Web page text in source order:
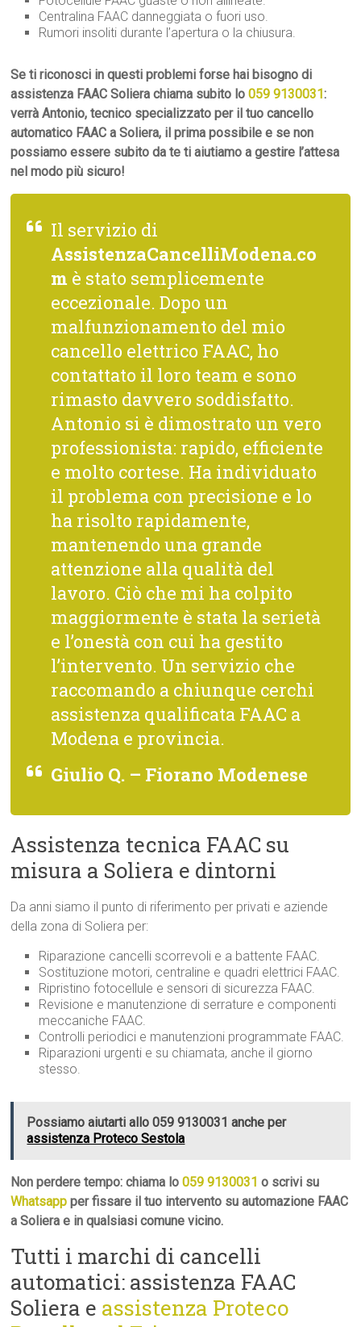
Centralina FAAC danneggiata o fuori uso.
Rumori insoliti durante l’apertura o la chiusura.
Se ti riconosci in questi problemi forse hai bisogno di
assistenza FAAC Soliera chiama subito lo059 9130031:
verrà Antonio, tecnico specializzato per il tuo cancello
automatico FAAC a Soliera, il prima possibile e se non
possiamo essere subito da te ti aiutiamo a gestire l’attesa
nel modo più sicuro!
Il servizio di
AssistenzaCancelliModena.co
m è stato semplicemente
eccezionale. Dopo un
malfunzionamento del mio
cancello elettrico FAAC, ho
contattato il loro team e sono
rimasto davvero soddisfatto.
Antonio si è dimostrato un vero
professionista: rapido, efficiente
e molto cortese. Ha individuato
il problema con precisione e lo
ha risolto rapidamente,
mantenendo una grande
attenzione alla qualità del
lavoro. Ciò che mi ha colpito
maggiormente è stata la serietà
e l’onestà con cui ha gestito
l’intervento. Un servizio che
raccomando a chiunque cerchi
assistenza qualificata FAAC a
Modena e provincia.
Giulio Q. – Fiorano Modenese
Assistenza tecnica FAAC su
misura a Soliera e dintorni
Da anni siamo il punto di riferimento per privati e aziende
della zona di Soliera per:
Riparazione cancelli scorrevoli e a battente FAAC.
Sostituzione motori, centraline e quadri elettrici FAAC.
Ripristino fotocellule e sensori di sicurezza FAAC.
Revisione e manutenzione di serrature e componenti
meccaniche FAAC.
Controlli periodici e manutenzioni programmate FAAC.
Riparazioni urgenti e su chiamata, anche il giorno
stesso.
Possiamo aiutarti allo 059 9130031 anche per
assistenza Proteco Sestola
Non perdere tempo: chiama lo059 9130031 o scrivi su
Whatsapp per fissare il tuo intervento su automazione FAAC
a Soliera e in qualsiasi comune vicino.
Tutti i marchi di cancelli
automatici: assistenza FAAC
Soliera e assistenza Proteco